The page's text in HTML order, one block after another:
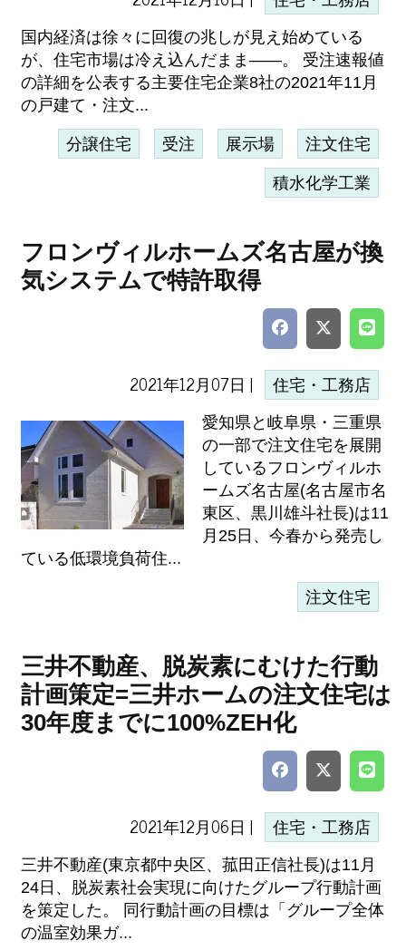
国内経済は徐々に回復の兆しが見え始めている
が、住宅市場は冷え込んだまま――。 受注速報値
の詳細を公表する主要住宅企業8社の2021年11月
の戸建て・注文...
分譲住宅 受注 展示場 注文住宅
積水化学工業
フロンヴィルホームズ名古屋が換
気システムで特許取得
2021年12月07日 | 住宅・工務店
愛知県と岐阜県・三重県
の一部で注文住宅を展開
しているフロンヴィルホ
ームズ名古屋(名古屋市名
東区、黒川雄斗社長)は11
月25日、今春から発売し
ている低環境負荷住...
注文住宅
三井不動産、脱炭素にむけた行動
計画策定=三井ホームの注文住宅は
30年度までに100%ZEH化
2021年12月06日 | 住宅・工務店
三井不動産(東京都中央区、菰田正信社長)は11月
24日、脱炭素社会実現に向けたグループ行動計画
を策定した。 同行動計画の目標は「グループ全体
の温室効果ガ...